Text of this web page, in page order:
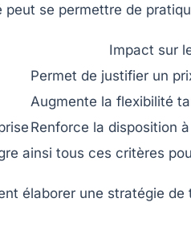
se permettre de
Impact sur
Permet de justifier un
Augmente la flexibilité
Renforce la disposition
ainsi tous ces critères